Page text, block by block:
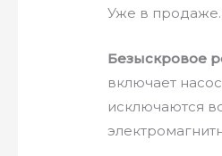
Уже в продаже.
Безыскровое
включает
исключаются